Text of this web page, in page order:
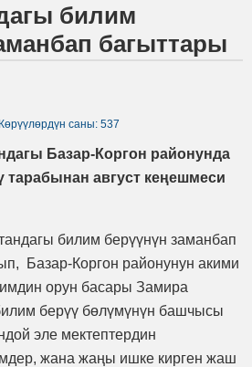
билим
багыттары
Көрүүлөрдүн саны: 537
Базар-Коргон районунда
август кеңешмеси
билим берүүнүн заманбап
Базар-Коргон районунун акими
орун басары Замира
берүү бөлүмүнүн башчысы
эле мектептердин
жана жаңы ишке кирген жаш